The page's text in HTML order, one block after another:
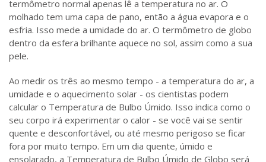
termômetro normal apenas lê a temperatura no ar. O
molhado tem uma capa de pano, então a água evapora e o
esfria. Isso mede a umidade do ar. O termômetro de globo
dentro da esfera brilhante aquece no sol, assim como a sua
pele.
Ao medir os três ao mesmo tempo - a temperatura do ar, a
umidade e o aquecimento solar - os cientistas podem
calcular o Temperatura de Bulbo Úmido. Isso indica como o
seu corpo irá experimentar o calor - se você vai se sentir
quente e desconfortável, ou até mesmo perigoso se ficar
fora por muito tempo. Em um dia quente, úmido e
ensolarado, a Temperatura de Bulbo Úmido de Globo será